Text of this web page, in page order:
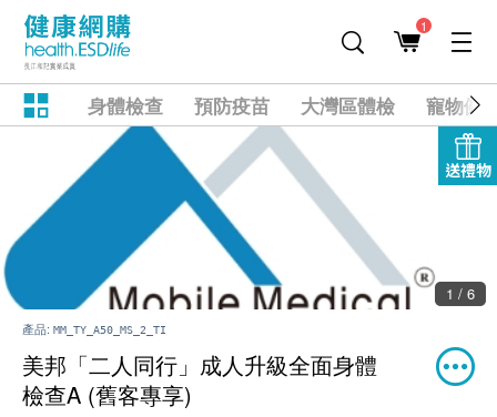
1
身體檢查 預防疫苗 大灣區體檢 寵物健
送禮物
1 / 6
產品: MM_TY_A50_MS_2_TI
美邦「二人同行」成人升級全面身體
檢查A (舊客專享)